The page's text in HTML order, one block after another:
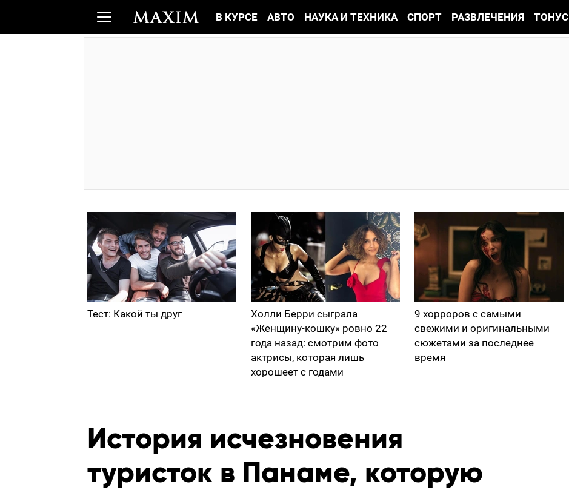
В КУРСЕ АВТО НАУКА И ТЕХНИКА СПОРТ РАЗВЛЕЧЕНИЯ ТОНУС
Тест: Какой ты друг
Холли Берри сыграла
«Женщину-кошку» ровно 22
года назад: смотрим фото
актрисы, которая лишь
хорошеет с годами
9 хорроров с самыми
свежими и оригинальными
сюжетами за последнее
время
История исчезновения
туристок в Панаме, которую